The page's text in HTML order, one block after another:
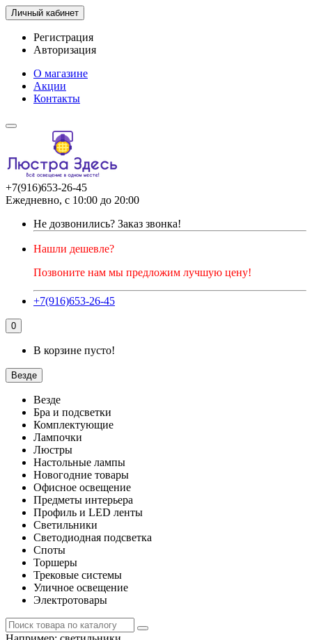
Личный кабинет
Регистрация
Авторизация
О магазине
Акции
Контакты
+7(916)653-26-45
Ежедневно, с 10:00 до 20:00
Не дозвонились? Заказ звонка!
Нашли дешевле?
Позвоните нам мы предложим лучшую цену!
+7(916)653-26-45
0
В корзине пусто!
Везде
Везде
Бра и подсветки
Комплектующие
Лампочки
Люстры
Настольные лампы
Новогодние товары
Офисное освещение
Предметы интерьера
Профиль и LED ленты
Светильники
Светодиодная подсветка
Споты
Торшеры
Трековые системы
Уличное освещение
Электротовары